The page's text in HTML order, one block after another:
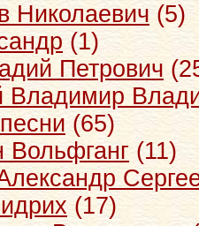
Николаевич (5)
(1)
Петрович
Владимир
(65)
Вольфганг (11)
(17)